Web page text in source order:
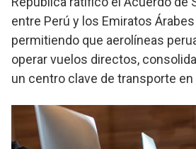
entre Perú y los Emiratos
permitiendo que aerolíneas
operar vuelos directos,
un centro clave de transporte en